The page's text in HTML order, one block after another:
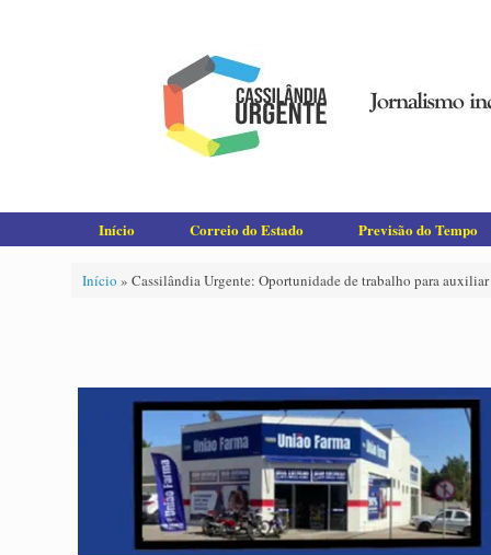
Início Correio do Estado Previsão do Tempo
Início » Cassilândia Urgente: Oportunidade de trabalho para